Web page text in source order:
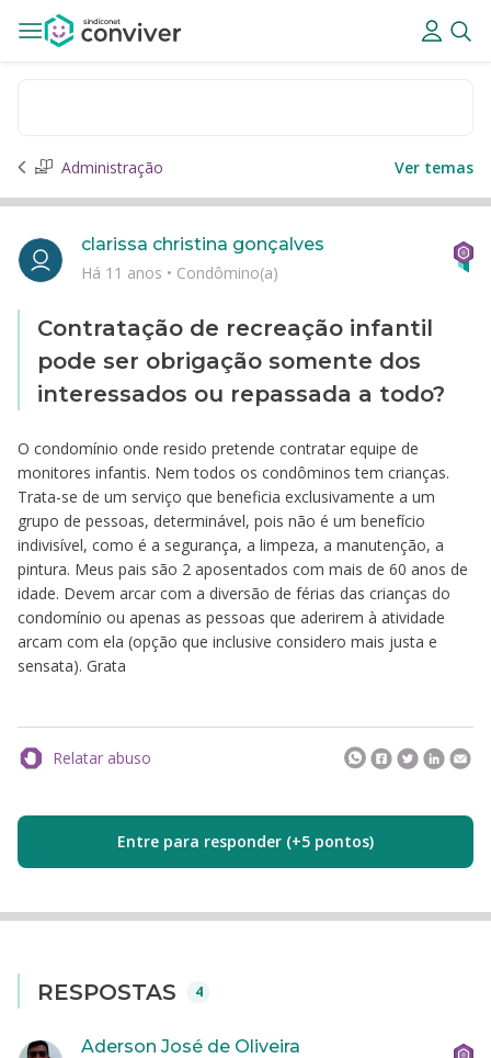
Administração Ver temas
Contratação de recreação infantil
pode ser obrigação somente dos
interessados ou repassada a todo?
O condomínio onde resido pretende contratar equipe de
monitores infantis. Nem todos os condôminos tem crianças.
Trata-se de um serviço que beneficia exclusivamente a um
grupo de pessoas, determinável, pois não é um benefício
indivisível, como é a segurança, a limpeza, a manutenção, a
pintura. Meus pais são 2 aposentados com mais de 60 anos de
idade. Devem arcar com a diversão de férias das crianças do
condomínio ou apenas as pessoas que aderirem à atividade
arcam com ela (opção que inclusive considero mais justa e
sensata). Grata
clarissa christina gonçalves
Há 11 anos • Condômino(a)
Relatar abuso
Entre para responder (+5 pontos)
RESPOSTAS 4
Aderson José de Oliveira